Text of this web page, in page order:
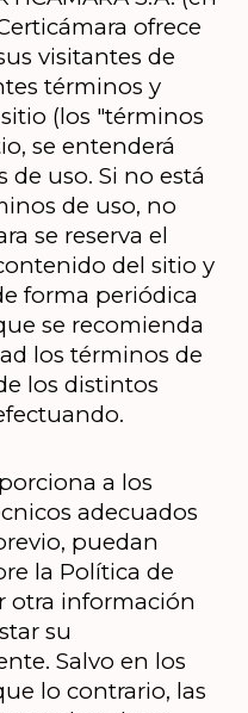
ofrece
visitantes de
términos y
(los "términos
se entenderá
uso. Si no está
de uso, no
se reserva el
del sitio y
forma periódica
se recomienda
los términos de
los distintos
a los
adecuados
puedan
la Política de
otra información
su
Salvo en los
lo contrario, las